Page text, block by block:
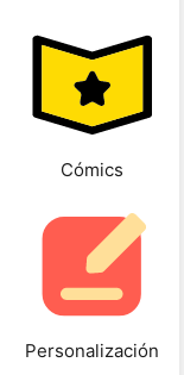
Cómics
Personalización